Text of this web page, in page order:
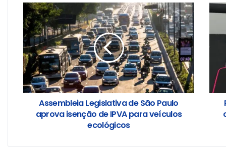
Assembleia Legislativa de São Paulo
aprova isenção de IPVA para veículos
ecológicos